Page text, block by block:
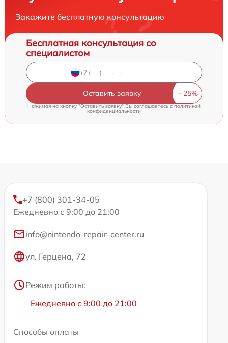
Закажите бесплатную консультацию
Бесплатная консультация со
специалистом
Оставить заявку
Нажимая на кнопку "Оставить заявку" Вы соглашаетесь c политикой
конфиденциальности
+7 (800) 301-34-05
Ежедневно с 9:00 до 21:00
info@nintendo-repair-center.ru
ул. Герцена, 72
Режим работы:
Ежедневно с 9:00 до 21:00
Способы оплаты